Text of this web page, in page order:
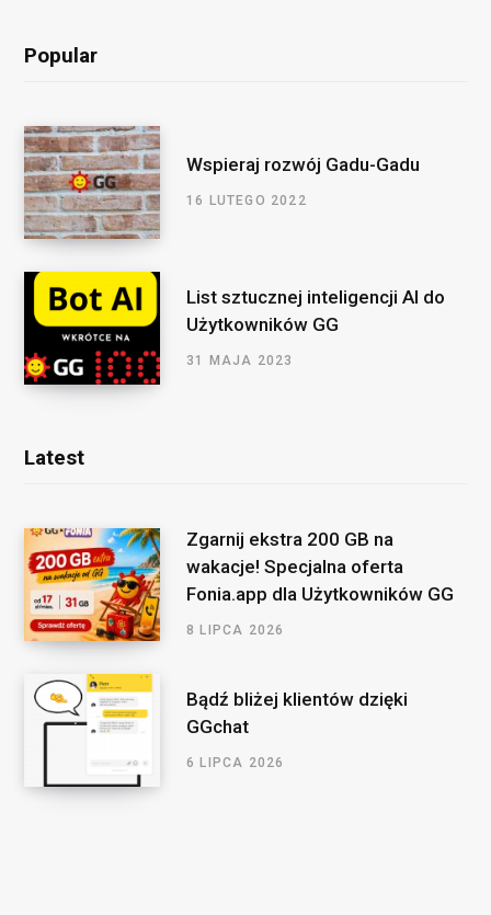
Popular
Wspieraj rozwój Gadu-Gadu
16 LUTEGO 2022
List sztucznej inteligencji AI do
Użytkowników GG
31 MAJA 2023
Latest
Zgarnij ekstra 200 GB na
wakacje! Specjalna oferta
Fonia.app dla Użytkowników GG
8 LIPCA 2026
Bądź bliżej klientów dzięki
GGchat
6 LIPCA 2026